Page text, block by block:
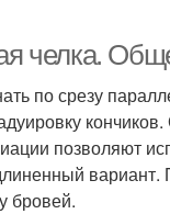
челка.
по срезу
позволяют
бровей.